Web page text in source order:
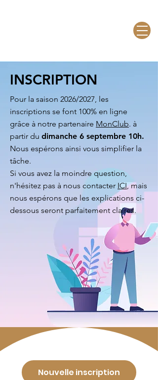
INSCRIPTION
Pour la saison 2026/2027, les
inscriptions se font 100% en ligne
grâce à notre partenaire MonClub. à
partir du dimanche 6 septembre 10h.
Nous espérons ainsi vous simplifier la
tâche.
Si vous avez la moindre question,
n'hésitez pas à nous contacter ICI, mais
nous espérons que les explications ci-
dessous seront parfaitement claires.
Nouvelle inscription